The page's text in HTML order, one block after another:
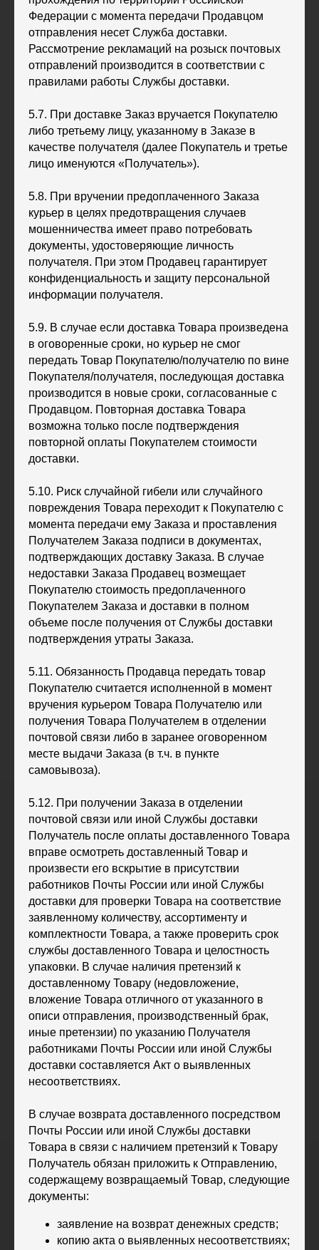
Федерации с момента передачи Продавцом
отправления несет Служба доставки.
Рассмотрение рекламаций на розыск почтовых
отправлений производится в соответствии с
правилами работы Службы доставки.
5.7. При доставке Заказ вручается Покупателю
либо третьему лицу, указанному в Заказе в
качестве получателя (далее Покупатель и третье
лицо именуются «Получатель»).
5.8. При вручении предоплаченного Заказа
курьер в целях предотвращения случаев
мошенничества имеет право потребовать
документы, удостоверяющие личность
получателя. При этом Продавец гарантирует
конфиденциальность и защиту персональной
информации получателя.
5.9. В случае если доставка Товара произведена
в оговоренные сроки, но курьер не смог
передать Товар Покупателю/получателю по вине
Покупателя/получателя, последующая доставка
производится в новые сроки, согласованные с
Продавцом. Повторная доставка Товара
возможна только после подтверждения
повторной оплаты Покупателем стоимости
доставки.
5.10. Риск случайной гибели или случайного
повреждения Товара переходит к Покупателю с
момента передачи ему Заказа и проставления
Получателем Заказа подписи в документах,
подтверждающих доставку Заказа. В случае
недоставки Заказа Продавец возмещает
Покупателю стоимость предоплаченного
Покупателем Заказа и доставки в полном
объеме после получения от Службы доставки
подтверждения утраты Заказа.
5.11. Обязанность Продавца передать товар
Покупателю считается исполненной в момент
вручения курьером Товара Получателю или
получения Товара Получателем в отделении
почтовой связи либо в заранее оговоренном
месте выдачи Заказа (в т.ч. в пункте
самовывоза).
5.12. При получении Заказа в отделении
почтовой связи или иной Службы доставки
Получатель после оплаты доставленного Товара
вправе осмотреть доставленный Товар и
произвести его вскрытие в присутствии
работников Почты России или иной Службы
доставки для проверки Товара на соответствие
заявленному количеству, ассортименту и
комплектности Товара, а также проверить срок
службы доставленного Товара и целостность
упаковки. В случае наличия претензий к
доставленному Товару (недовложение,
вложение Товара отличного от указанного в
описи отправления, производственный брак,
иные претензии) по указанию Получателя
работниками Почты России или иной Службы
доставки составляется Акт о выявленных
несоответствиях.
В случае возврата доставленного посредством
Почты России или иной Службы доставки
Товара в связи с наличием претензий к Товару
Получатель обязан приложить к Отправлению,
содержащему возвращаемый Товар, следующие
документы:
заявление на возврат денежных средств;
копию акта о выявленных несоответствиях;